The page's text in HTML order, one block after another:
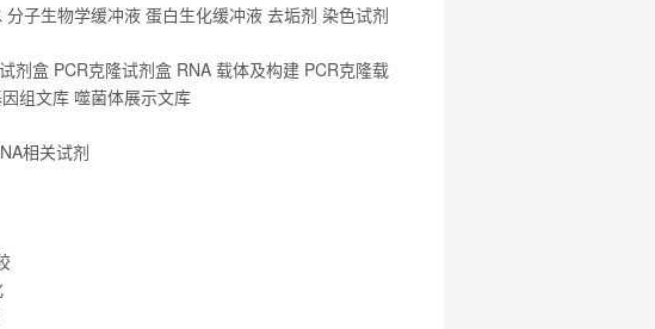
分子生物学缓冲液 蛋白生化缓冲液 去垢剂 染色试剂
剂盒 PCR克隆试剂盒 RNA 载体及构建 PCR克隆载
组文库 噬菌体展示文库
相关试剂